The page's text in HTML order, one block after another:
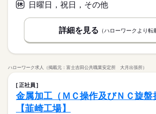
日曜日，祝日，その他
詳細を見る （ハローワークより転
ハローワーク求人（掲載元：富士吉田公共職業安定所 大月出張所）
正社員
金属加工（ＭＣ操作及びＮＣ旋盤
【韮崎工場】